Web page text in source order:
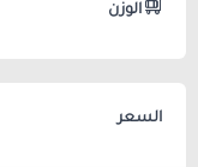
الوزن
السعر